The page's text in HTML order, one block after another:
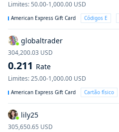
Limites:50.00-1,000.00 USD
American Express Gift Card Códigos E
globaltrader
304,200.03 USD
0.211 Rate
Limites:25.00-1,000.00 USD
American Express Gift Card Cartão físico
lily25
305,650.65 USD